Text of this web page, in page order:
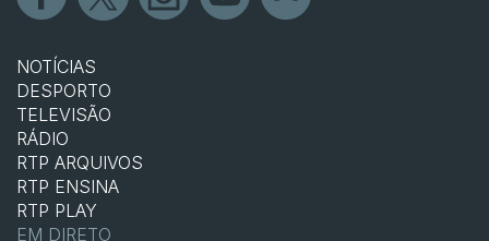
NOTÍCIAS
DESPORTO
TELEVISÃO
RÁDIO
RTP ARQUIVOS
RTP ENSINA
RTP PLAY
EM DIRETO